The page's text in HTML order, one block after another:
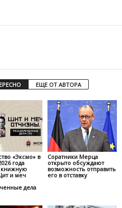
ЕЩЕ ОТ АВТОРА
«Эксмо» в
года
книжную
и меч
дела
Соратники Мерца
открыто обсуждают
возможность отправить
его в отставку